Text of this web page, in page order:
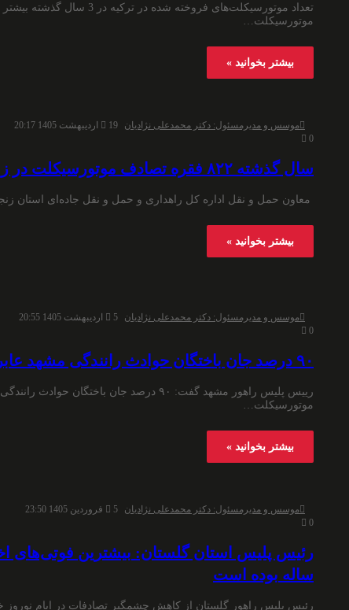
موتورسیکلت…
بیشتر بخوانید »
موسس و مدیرمسئول: دکتر محمدعلی نژادیان
19 اردیبهشت 1405 20:17
0
سال گذشته ۸۲۲ فقره تصادف موتورسیکلت در زنجان ثبت شد
معاون حمل و نقل اداره کل راهداری و حمل و نقل جاده‌ای استان
بیشتر بخوانید »
موسس و مدیرمسئول: دکتر محمدعلی نژادیان
5 اردیبهشت 1405 20:55
0
۹۰ درصد جان باختگان حوادث رانندگی مشهد عابر پیاده و راکب موتورسیکلت هستند
رییس پلیس راهور مشهد گفت: ۹۰ درصد جان
موتورسیکلت…
بیشتر بخوانید »
موسس و مدیرمسئول: دکتر محمدعلی نژادیان
5 فروردین 1405 23:50
0
ساله بوده است
رئیس پلیس راهور گلستان از کاهش چشمگیر تصادفات در ایام